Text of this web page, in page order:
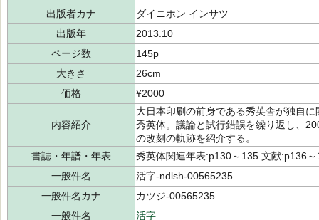
出版者カナ
ダイニホン インサツ
出版年
2013.10
ページ数
145p
大きさ
26cm
価格
¥2000
内容紹介
大日本印刷の前身である秀英舎が独自
秀英体。議論と試行錯誤を繰り返し、
の改刻の軌跡を紹介する。
書誌・年譜・年表
秀英体関連年表:p130～135 文献:p136
一般件名
活字-ndlsh-00565235
一般件名カナ
カツジ-00565235
一般件名
活字